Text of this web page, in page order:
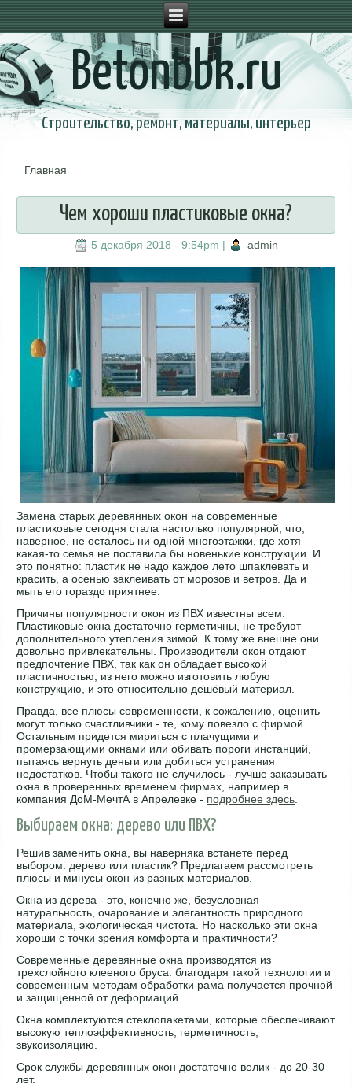
Betonbbk.ru
Строительство, ремонт, материалы, интерьер
Главная
Чем хороши пластиковые окна?
5 декабря 2018 - 9:54pm | admin
Замена старых деревянных окон на современные
пластиковые сегодня стала настолько популярной, что,
наверное, не осталось ни одной многоэтажки, где хотя
какая-то семья не поставила бы новенькие конструкции. И
это понятно: пластик не надо каждое лето шпаклевать и
красить, а осенью заклеивать от морозов и ветров. Да и
мыть его гораздо приятнее.
Причины популярности окон из ПВХ известны всем.
Пластиковые окна достаточно герметичны, не требуют
дополнительного утепления зимой. К тому же внешне они
довольно привлекательны. Производители окон отдают
предпочтение ПВХ, так как он обладает высокой
пластичностью, из него можно изготовить любую
конструкцию, и это относительно дешёвый материал.
Правда, все плюсы современности, к сожалению, оценить
могут только счастливчики - те, кому повезло с фирмой.
Остальным придется мириться с плачущими и
промерзающими окнами или обивать пороги инстанций,
пытаясь вернуть деньги или добиться устранения
недостатков. Чтобы такого не случилось - лучше заказывать
окна в проверенных временем фирмах, например в
компания ДоМ-МечтА в Апрелевке - подробнее здесь
Выбираем окна: дерево или ПВХ?
Решив заменить окна, вы наверняка встанете перед
выбором: дерево или пластик? Предлагаем рассмотреть
плюсы и минусы окон из разных материалов.
Окна из дерева - это, конечно же, безусловная
натуральность, очарование и элегантность природного
материала, экологическая чистота. Но насколько эти окна
хороши с точки зрения комфорта и практичности?
Современные деревянные окна производятся из
трехслойного клееного бруса: благодаря такой технологии и
современным методам обработки рама получается прочной
и защищенной от деформаций.
Окна комплектуются стеклопакетами, которые обеспечивают
высокую теплоэффективность, герметичность,
звукоизоляцию.
Срок службы деревянных окон достаточно велик - до 20-30
лет.